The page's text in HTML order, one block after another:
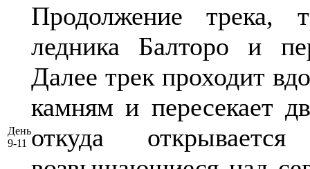
День
9-11
Продолжение трека,
ледника Балторо и
Далее трек проходит
камням и пересекает
откуда